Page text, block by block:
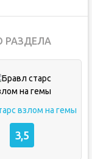
РАЗДЕЛА
взлом на гемы
3,5